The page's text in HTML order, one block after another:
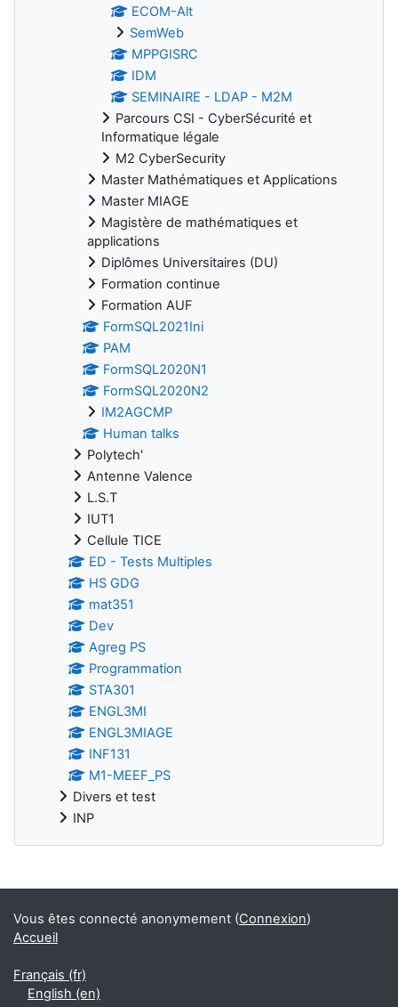
ECOM-Alt
SemWeb
MPPGISRC
IDM
SEMINAIRE - LDAP - M2M
Parcours CSI - CyberSécurité et
Informatique légale
M2 CyberSecurity
Master Mathématiques et Applications
Master MIAGE
Magistère de mathématiques et
applications
Diplômes Universitaires (DU)
Formation continue
Formation AUF
FormSQL2021Ini
PAM
FormSQL2020N1
FormSQL2020N2
IM2AGCMP
Human talks
Polytech'
Antenne Valence
L.S.T
IUT1
Cellule TICE
ED - Tests Multiples
HS GDG
mat351
Dev
Agreg PS
Programmation
STA301
ENGL3MI
ENGL3MIAGE
INF131
M1-MEEF_PS
Divers et test
INP
Blocs supplémentaires
Vous êtes connecté anonymement (Connexion)
Accueil
Français ‎(fr)‎
English ‎(en)‎